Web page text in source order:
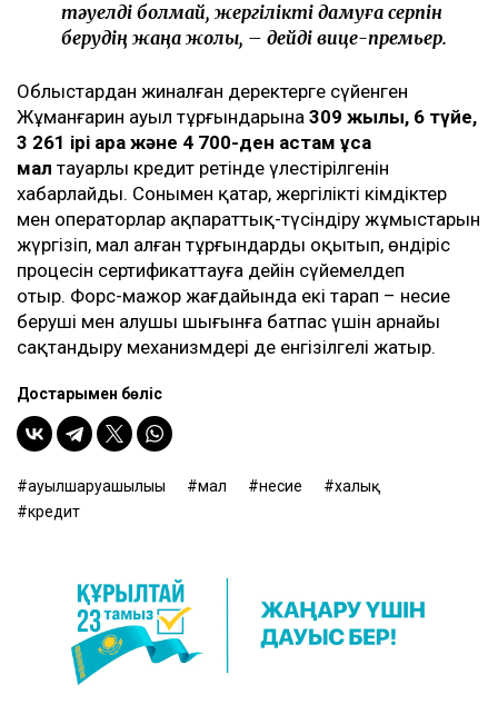
тәуелді болмай, жергілікті дамуға серпін
берудің жаңа жолы, – дейді вице-премьер.
Облыстардан жиналған деректерге сүйенген
Жұманғарин ауыл тұрғындарына 309 жылқы, 6 түйе,
3 261 ірі қара және 4 700-ден астам ұсақ
мал тауарлы кредит ретінде үлестірілгенін
хабарлайды. Сонымен қатар, жергілікті әкімдіктер
мен операторлар ақпараттық-түсіндіру жұмыстарын
жүргізіп, мал алған тұрғындарды оқытып, өндіріс
процесін сертификаттауға дейін сүйемелдеп
отыр. Форс-мажор жағдайында екі тарап – несие
беруші мен алушы шығынға батпас үшін арнайы
сақтандыру механизмдері де енгізілгелі жатыр.
Достарыңмен бөліс
ауылшаруашылығы мал несие
халық
кредит